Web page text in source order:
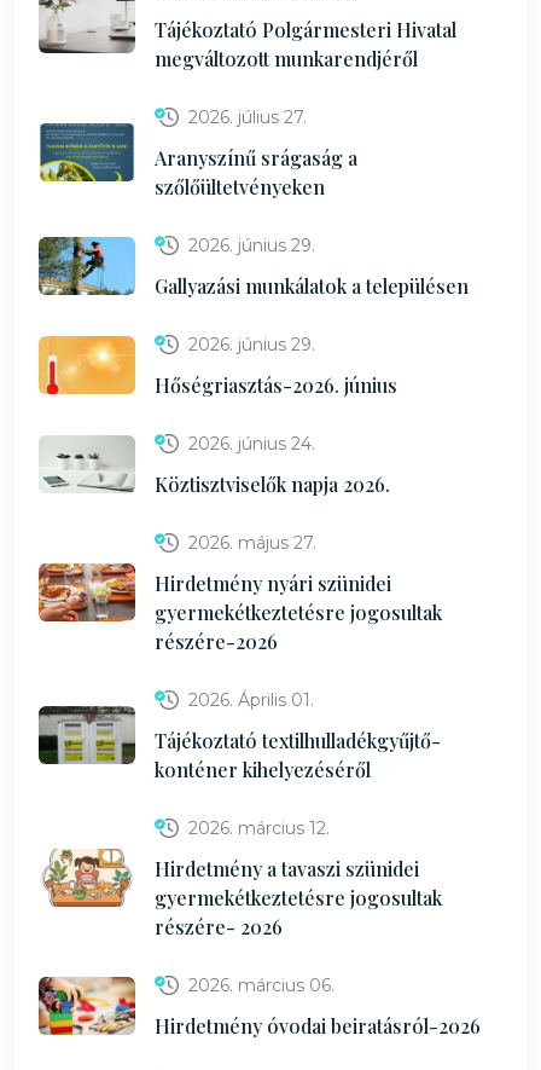
Tájékoztató Polgármesteri Hivatal
megváltozott munkarendjéről
2026. július 27.
Aranyszínű srágaság a
szőlőültetvényeken
2026. június 29.
Gallyazási munkálatok a településen
2026. június 29.
Hőségriasztás-2026. június
2026. június 24.
Köztisztviselők napja 2026.
2026. május 27.
Hirdetmény nyári szünidei
gyermekétkeztetésre jogosultak
részére-2026
2026. Április 01.
Tájékoztató textilhulladékgyűjtő-
konténer kihelyezéséről
2026. március 12.
Hirdetmény a tavaszi szünidei
gyermekétkeztetésre jogosultak
részére- 2026
2026. március 06.
Hirdetmény óvodai beiratásról-2026